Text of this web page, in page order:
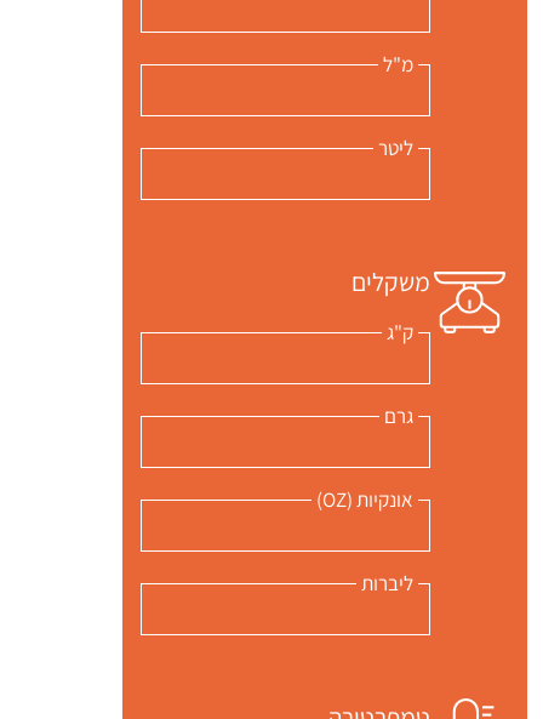
מ"ל
ליטר
משקלים
ק"ג
גרם
אונקיות (OZ)
ליברות